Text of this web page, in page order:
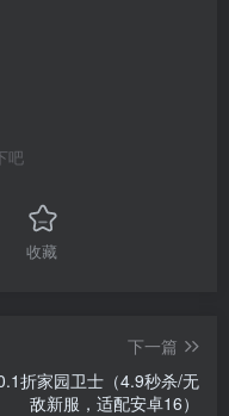
吧
收藏
下一篇
折家园卫士（4.9秒杀/无
敌新服，适配安卓16）